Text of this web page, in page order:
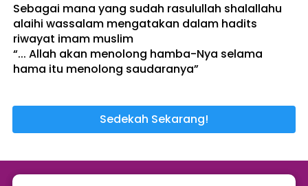
Sebagai mana yang sudah rasulullah shalallahu
alaihi wassalam mengatakan dalam hadits
riwayat imam muslim
“... Allah akan menolong hamba-Nya selama
hama itu menolong saudaranya”
`Sedekah Sekarang!